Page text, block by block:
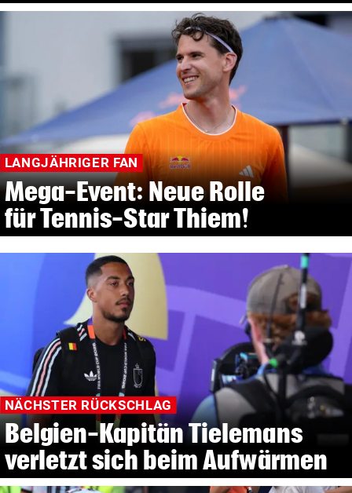
LANGJÄHRIGER FAN
Mega-Event: Neue Rolle
für Tennis-Star Thiem!
NÄCHSTER RÜCKSCHLAG
Belgien-Kapitän Tielemans
verletzt sich beim Aufwärmen